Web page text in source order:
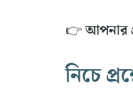
👉আপনার
নিচে